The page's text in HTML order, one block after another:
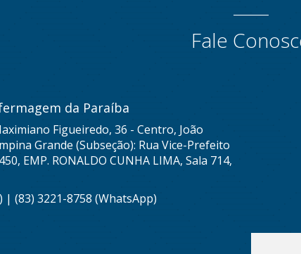
Fale
da Paraíba
Figueiredo, 36 - Centro, João
Grande (Subseção): Rua Vice-Prefeito
EMP. RONALDO CUNHA LIMA, Sala 714,
| (83) 3221-8758 (WhatsApp)